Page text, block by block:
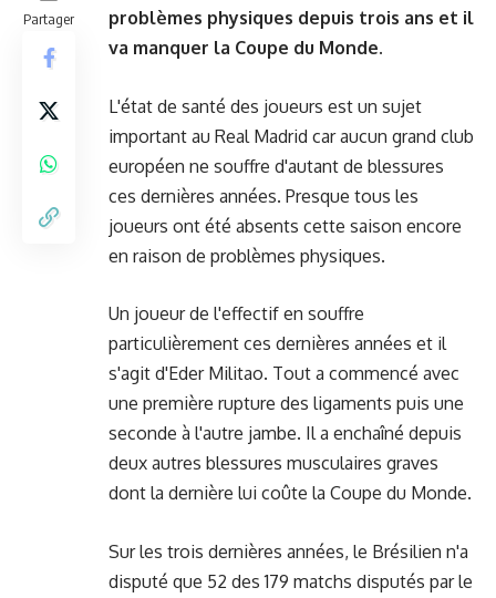
Partager
problèmes physiques depuis trois ans et il
va manquer la Coupe du Monde.
L'état de santé des joueurs est un sujet
important au Real Madrid car aucun grand club
européen ne souffre d'autant de blessures
ces dernières années. Presque tous les
joueurs ont été absents cette saison encore
en raison de problèmes physiques.
Un joueur de l'effectif en souffre
particulièrement ces dernières années et il
s'agit d'Eder Militao. Tout a commencé avec
une première rupture des ligaments puis une
seconde à l'autre jambe. Il a enchaîné depuis
deux autres blessures musculaires graves
dont la dernière lui coûte la Coupe du Monde.
Sur les trois dernières années, le Brésilien n'a
disputé que 52 des 179 matchs disputés par le